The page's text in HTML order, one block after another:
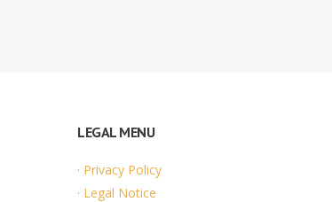
LEGAL MENU
· Privacy Policy
· Legal Notice